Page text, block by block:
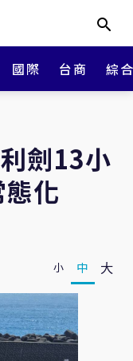
國際 台商 綜
劍13小
化
小 中 大